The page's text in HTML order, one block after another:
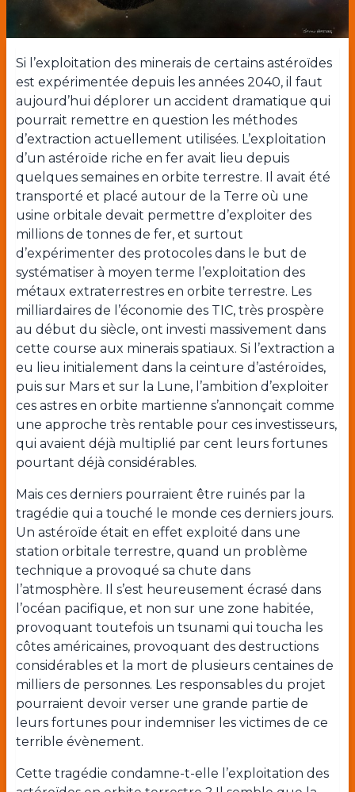
Si l’exploitation des minerais de certains astéroïdes
est expérimentée depuis les années 2040, il faut
aujourd’hui déplorer un accident dramatique qui
pourrait remettre en question les méthodes
d’extraction actuellement utilisées. L’exploitation
d’un astéroïde riche en fer avait lieu depuis
quelques semaines en orbite terrestre. Il avait été
transporté et placé autour de la Terre où une
usine orbitale devait permettre d’exploiter des
millions de tonnes de fer, et surtout
d’expérimenter des protocoles dans le but de
systématiser à moyen terme l’exploitation des
métaux extraterrestres en orbite terrestre. Les
milliardaires de l’économie des TIC, très prospère
au début du siècle, ont investi massivement dans
cette course aux minerais spatiaux. Si l’extraction a
eu lieu initialement dans la ceinture d’astéroïdes,
puis sur Mars et sur la Lune, l’ambition d’exploiter
ces astres en orbite martienne s’annonçait comme
une approche très rentable pour ces investisseurs,
qui avaient déjà multiplié par cent leurs fortunes
pourtant déjà considérables.
Mais ces derniers pourraient être ruinés par la
tragédie qui a touché le monde ces derniers jours.
Un astéroïde était en effet exploité dans une
station orbitale terrestre, quand un problème
technique a provoqué sa chute dans
l’atmosphère. Il s’est heureusement écrasé dans
l’océan pacifique, et non sur une zone habitée,
provoquant toutefois un tsunami qui toucha les
côtes américaines, provoquant des destructions
considérables et la mort de plusieurs centaines de
milliers de personnes. Les responsables du projet
pourraient devoir verser une grande partie de
leurs fortunes pour indemniser les victimes de ce
terrible évènement.
Cette tragédie condamne-t-elle l’exploitation des